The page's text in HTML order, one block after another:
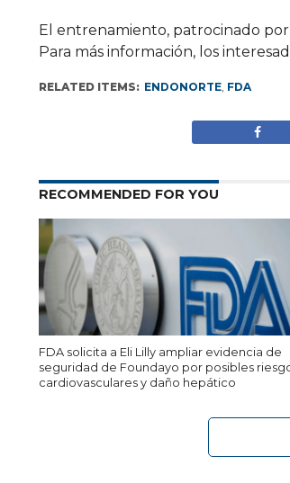
El entrenamiento, patrocinado por
Para más información, los
RELATED ITEMS: ENDONORTE, FDA
RECOMMENDED FOR YOU
FDA solicita a Eli Lilly ampliar evidencia de
seguridad de Foundayo por posibles
cardiovasculares y daño hepático